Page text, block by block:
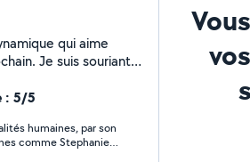
qui aime
Je suis souriante
montages de
: 5/5
humaines, par son
comme Stephanie